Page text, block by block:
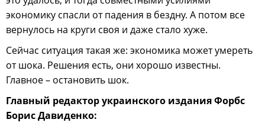
экономику спасли от падения в бездну. А потом все
вернулось на круги своя и даже стало хуже.
Сейчас ситуация такая же: экономика может умереть
от шока. Решения есть, они хорошо известны.
Главное – остановить шок.
Главный редактор украинского издания Форбс
Борис Давиденко: